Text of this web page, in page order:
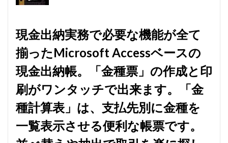
​現金出納実務で必要な機能が全て
揃ったMicrosoft Accessベースの
現金出納帳。「金種票」の作成と印
刷がワンタッチで出来ます。「金
種計算表」は、支払先別に金種を
一覧表示させる便利な帳票です。
IT講師
thunderbird
VB.NET
レイアウト
不動産ソフト
#weiss
経理システム
最新データ
有給休暇管理 検索
歯科医院
無料
現金出納帳
神は存在するか？
移動 税額表
税額計算
総勘定元帳
振替伝票 試算表
財務会計
賃貸物件管理システム
資金繰り表
迷惑メール